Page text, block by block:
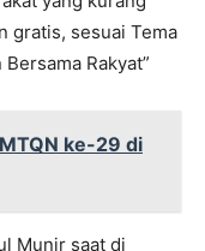
gratis, sesuai Tema
Rakyat”
ke-29 di
Munir saat di